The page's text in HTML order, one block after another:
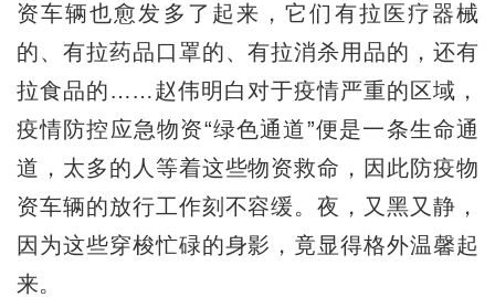
资车辆也愈发多了起来，它们有拉医疗器械
的、有拉药品口罩的、有拉消杀用品的，还有
拉食品的……赵伟明白对于疫情严重的区域，
疫情防控应急物资“绿色通道”便是一条生命通
道，太多的人等着这些物资救命，因此防疫物
资车辆的放行工作刻不容缓。夜，又黑又静，
因为这些穿梭忙碌的身影，竟显得格外温馨起
来。